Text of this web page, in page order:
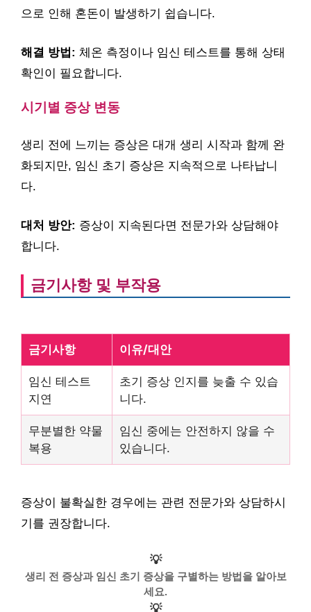
으로 인해 혼돈이 발생하기 쉽습니다.
해결 방법: 체온 측정이나 임신 테스트를 통해 상태
확인이 필요합니다.
시기별 증상 변동
생리 전에 느끼는 증상은 대개 생리 시작과 함께 완
화되지만, 임신 초기 증상은 지속적으로 나타납니
다.
대처 방안: 증상이 지속된다면 전문가와 상담해야
합니다.
금기사항 및 부작용
금기사항 이유/대안
임신 테스트
지연
초기 증상 인지를 늦출 수 있습
니다.
무분별한 약물
복용
임신 중에는 안전하지 않을 수
있습니다.
증상이 불확실한 경우에는 관련 전문가와 상담하시
기를 권장합니다.
💡
생리 전 증상과 임신 초기 증상을 구별하는 방법을 알아보
세요.
💡